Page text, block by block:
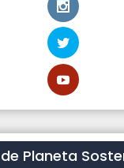
Planeta